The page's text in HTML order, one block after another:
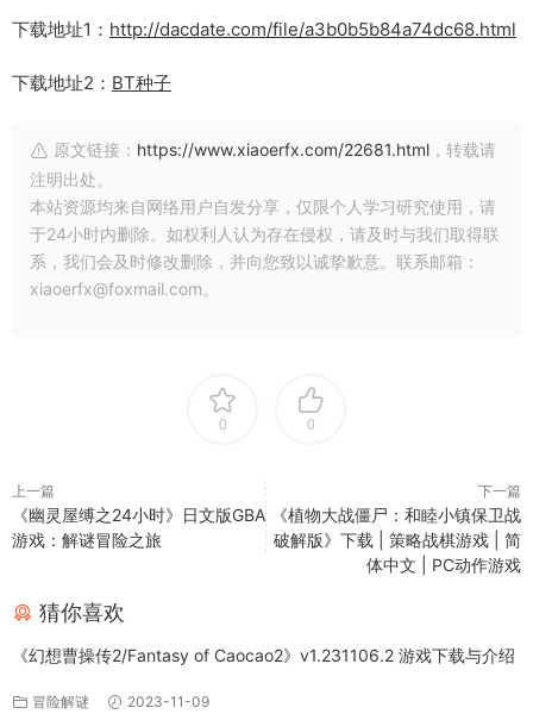
下载地址1： http://dacdate.com/file/a3b0b5b84a74dc68.html
下载地址2： BT种子
原文链接： https://www.xiaoerfx.com/22681.html ，转载请
注明出处。
本站资源均来自网络用户自发分享，仅限个人学习研究使用，请
于24小时内删除。如权利人认为存在侵权，请及时与我们取得联
系，我们会及时修改删除，并向您致以诚挚歉意。联系邮箱：
xiaoerfx@foxmail.com。
0 0
上一篇
《幽灵屋缚之24小时》日文版GBA
游戏：解谜冒险之旅
下一篇
《植物大战僵尸：和睦小镇保卫战
破解版》下载 | 策略战棋游戏 | 简
体中文 | PC动作游戏
猜你喜欢
《幻想曹操传2/Fantasy of Caocao2》v1.231106.2 游戏下载与介绍
冒险解谜 2023-11-09